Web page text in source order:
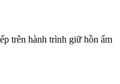
trên hành trình giữ hồn ẩm